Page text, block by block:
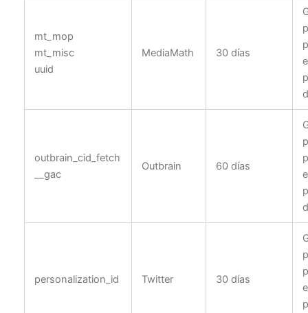
mt_mop
mt_misc
uuid
MediaMath 30 días
outbrain_cid_fetch
__gac
Outbrain 60 días
personalization_id Twitter 30 días